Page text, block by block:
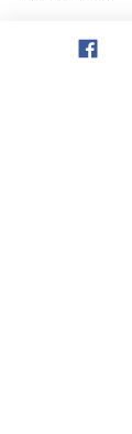
Insaporisci la